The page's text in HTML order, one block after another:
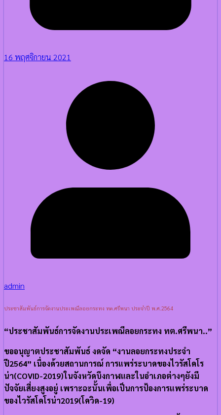
16 พฤศจิกายน 2021
admin
ประชาสัมพันธ์การจัดงานประเพณีลอยกระทง ทต.ศรีพนา ประจำปี พ.ศ.2564
“ประชาสัมพันธ์การจัดงานประเพณีลอยกระทง ทต.ศรีพนา..”
ขออนุญาตประชาสัมพันธ์ งดจัด “งานลอยกระทงประจำ
ปี2564” เนื่องด้วยสถานการณ์ การแพร่ระบาดของไวรัสโคโร
น่า(COVID-2019)ในจังหวัดบึงกาฬและในอำเภอต่างๆยังมี
ปัจจัยเสี่ยงสูงอยู่ เพราะฉะนั้นเพื่อเป็นการป้องการแพร่ระบาด
ของไวรัสโคโรน่า2019(โควิด-19)